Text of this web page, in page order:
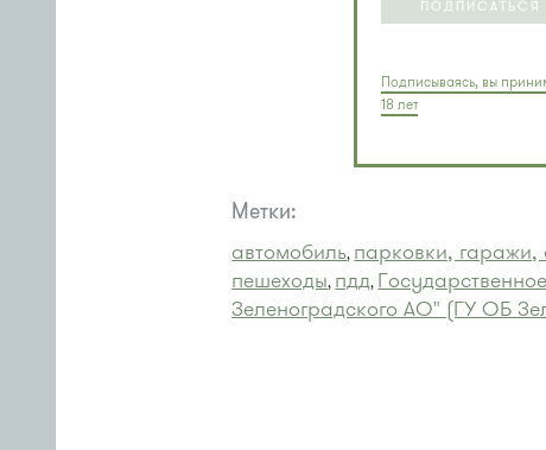
ПОДПИСАТЬСЯ
Подписываясь, вы
18 лет
Метки:
автомобиль, парковки, гаражи,
пешеходы, пдд,
Зеленоградского АО" (ГУ ОБ